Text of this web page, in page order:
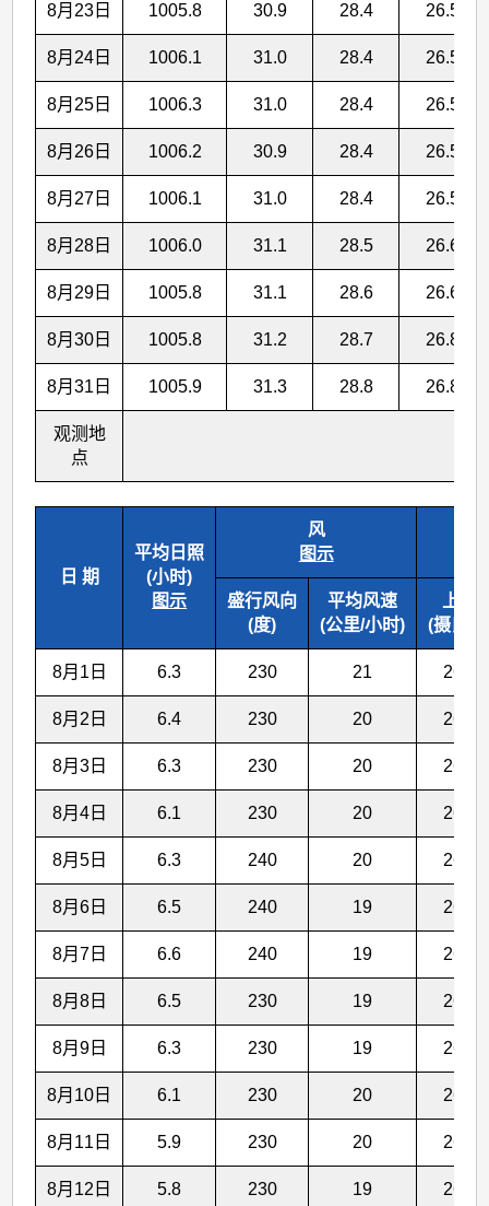
8月23日 1005.8 30.9 28.4 26.5
8月24日 1006.1 31.0 28.4 26.5
8月25日 1006.3 31.0 28.4 26.5
8月26日 1006.2 30.9 28.4 26.5
8月27日 1006.1 31.0 28.4 26.5
8月28日 1006.0 31.1 28.5 26.6
8月29日 1005.8 31.1 28.6 26.6
8月30日 1005.8 31.2 28.7 26.8
8月31日 1005.9 31.3 28.8 26.8
观测地
点
日 期
平均日照
(小时)
图示
风
图示
盛行风向
(度)
平均风速
(公里/小时)
上午
(摄氏度
8月1日 6.3 230 21 26.4
8月2日 6.4 230 20 26.4
8月3日 6.3 230 20 26.4
8月4日 6.1 230 20 26.4
8月5日 6.3 240 20 26.4
8月6日 6.5 240 19 26.4
8月7日 6.6 240 19 26.5
8月8日 6.5 230 19 26.5
8月9日 6.3 230 19 26.5
8月10日 6.1 230 20 26.5
8月11日 5.9 230 20 26.5
8月12日 5.8 230 19 26.6